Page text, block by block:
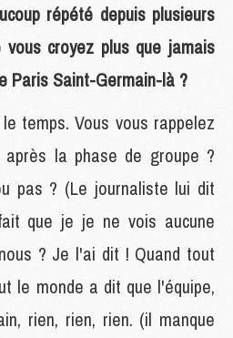
répété depuis plusieurs
croyez plus que jamais
Paris Saint-Germain-là ?
temps. Vous vous rappelez
la phase de groupe ?
pas ? (Le journaliste lui dit
que je je ne vois aucune
? Je l'ai dit ! Quand tout
le monde a dit que l'équipe,
rien, rien, rien. (il manque